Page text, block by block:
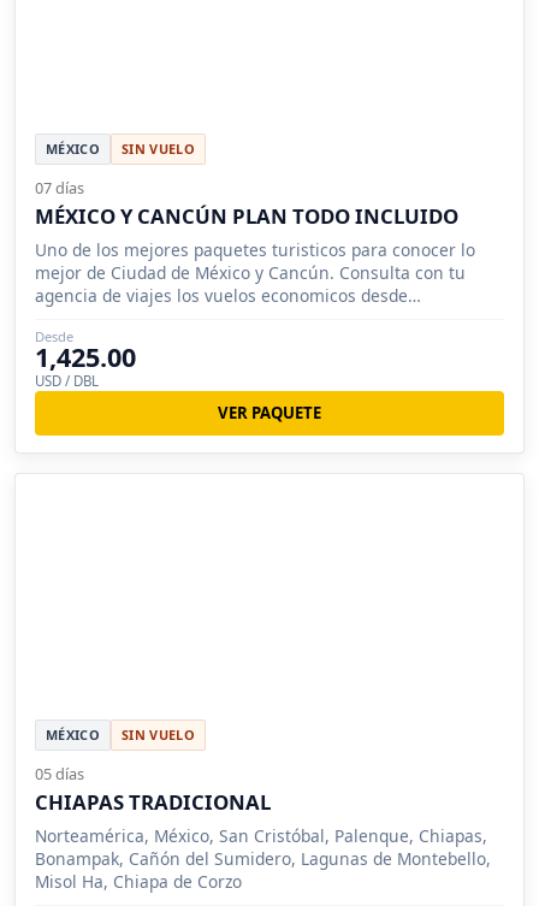
MÉXICO SIN VUELO
07 días
MÉXICO Y CANCÚN PLAN TODO INCLUIDO
Uno de los mejores paquetes turisticos para conocer lo
mejor de Ciudad de México y Cancún. Consulta con tu
agencia de viajes los vuelos economicos desde
Desde
1,425.00
USD / DBL
VER PAQUETE
MÉXICO SIN VUELO
05 días
CHIAPAS TRADICIONAL
Norteamérica, México, San Cristóbal, Palenque, Chiapas,
Bonampak, Cañón del Sumidero, Lagunas de Montebello,
Misol Ha, Chiapa de Corzo